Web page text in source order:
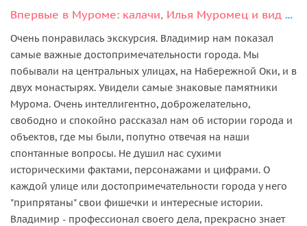
Впервые в Муроме: калачи, Илья Муромец и вид на Оку
Очень понравилась экскурсия. Владимир нам показал
самые важные достопримечательности города. Мы
побывали на центральных улицах, на Набережной Оки, и в
двух монастырях. Увидели самые знаковые памятники
Мурома. Очень интеллигентно, доброжелательно,
свободно и спокойно рассказал нам об истории города и
объектов, где мы были, попутно отвечая на наши
спонтанные вопросы. Не душил нас сухими
историческими фактами, персонажами и цифрами. О
каждой улице или достопримечательности города у него
"припрятаны" свои фишечки и интересные истории.
Владимир - профессионал своего дела, прекрасно знает